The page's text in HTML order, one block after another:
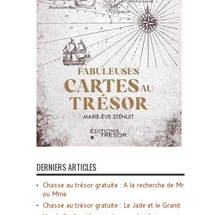
DERNIERS ARTICLES
Chasse au trésor gratuite : A la recherche de Mr
ou Mme
Chasse au trésor gratuite : Le Jade et le Granit